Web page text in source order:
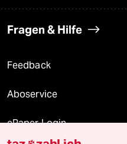
Fragen & Hilfe
Feedback
Aboservice
ePaper Login